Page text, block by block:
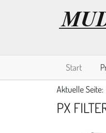
Start
Aktuelle Seite:
PX